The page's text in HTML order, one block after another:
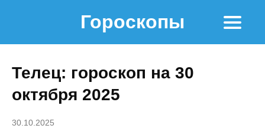
Гороскопы
Телец: гороскоп на 30
октября 2025
30.10.2025